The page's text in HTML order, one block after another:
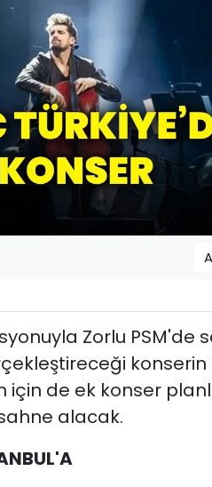
A
Zorlu PSM'de
için de ek konser
alacak.